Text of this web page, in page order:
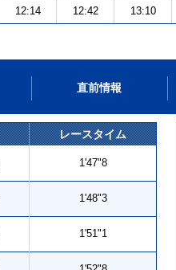
12:14 12:42 13:10
直前情報
レースタイム
1'47"8
1'48"3
1'51"1